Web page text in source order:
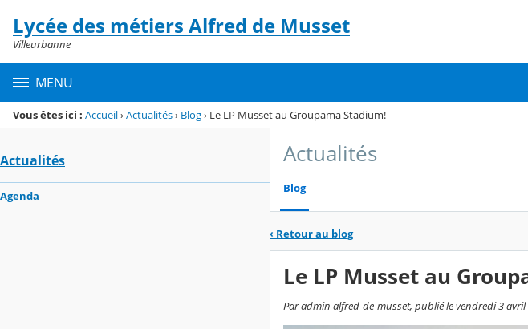
Menu de la rubrique
Contenu
Lycée des métiers Alfred de Musset
Villeurbanne
MENU
Vous êtes ici : Accueil›Actualités› Blog› Le LP Musset au Groupama Stadium!
Actualités
Agenda
Actualités
Blog
‹ Retour au blog
Le LP Musset au
Par admin alfred-de-musset, publié le vendredi 3